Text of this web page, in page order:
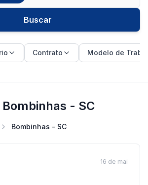
Buscar
Contrato Modelo de
Bombinhas - SC
Bombinhas - SC
16 de mai